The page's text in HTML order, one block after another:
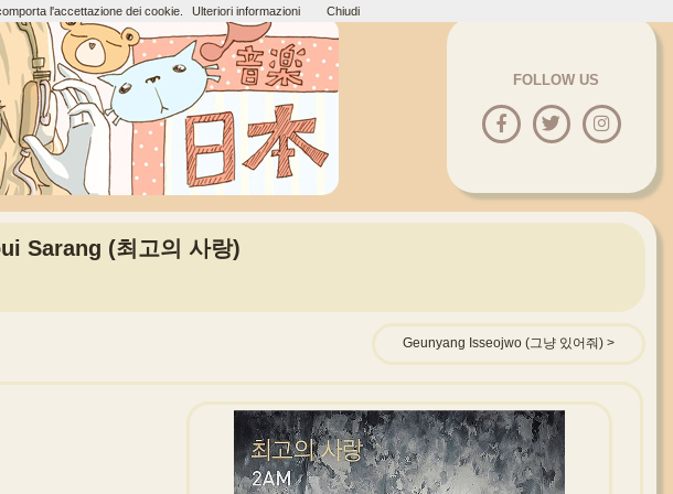
FOLLOW US
Sarang (최고의 사랑)
Geunyang Isseojwo (그냥 있어줘)
l'accettazione dei cookie. Ulteriori informazioni Chiudi